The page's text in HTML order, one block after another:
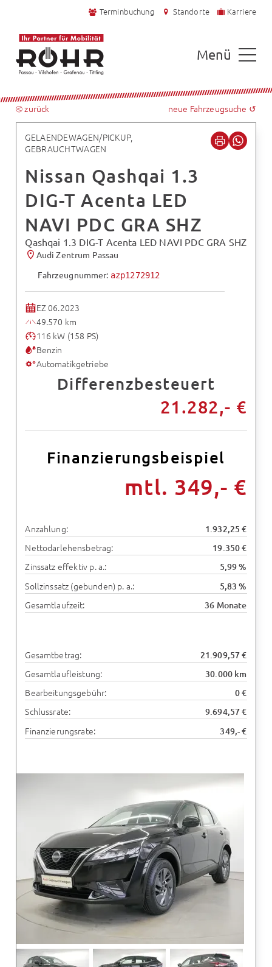
Terminbuchung Standorte Karriere
Menü
⧀ zurück neue Fahrzeugsuche ↺
GELAENDEWAGEN/PICKUP,
GEBRAUCHTWAGEN
Nissan Qashqai 1.3
DIG-T Acenta LED
NAVI PDC GRA SHZ
Qashqai 1.3 DIG-T Acenta LED NAVI PDC GRA SHZ
Audi Zentrum Passau
Fahrzeugnummer: azp1272912
EZ 06.2023
49.570 km
116 kW (158 PS)
Benzin
Automatikgetriebe
Differenzbesteuert
21.282,- €
Finanzierungsbeispiel
mtl. 349,- €
Anzahlung: 1.932,25 €
Nettodarlehensbetrag: 19.350 €
Zinssatz effektiv p. a.: 5,99 %
Sollzinssatz (gebunden) p. a.: 5,83 %
Gesamtlaufzeit: 36 Monate
Gesamtbetrag: 21.909,57 €
Gesamtlaufleistung: 30.000 km
Bearbeitungsgebühr: 0 €
Schlussrate: 9.694,57 €
Finanzierungsrate: 349,- €